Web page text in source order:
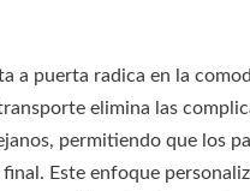
a puerta radica en la
elimina las
permitiendo que los
Este enfoque